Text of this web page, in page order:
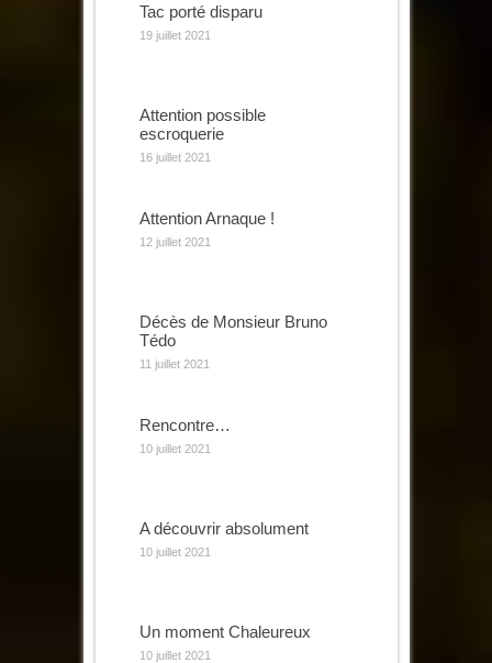
Tac porté disparu
19 juillet 2021
Attention possible
escroquerie
16 juillet 2021
Attention Arnaque !
12 juillet 2021
Décès de Monsieur Bruno
Tédo
11 juillet 2021
Rencontre…
10 juillet 2021
A découvrir absolument
10 juillet 2021
Un moment Chaleureux
10 juillet 2021